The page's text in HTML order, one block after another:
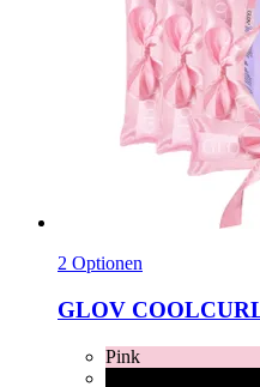
2 Optionen
GLOV
Pink